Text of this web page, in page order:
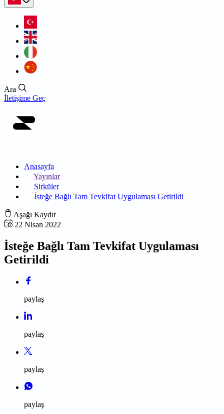
Ara
İletişime Geç
Anasayfa
Yayınlar
Sirküler
İsteğe Bağlı Tam Tevkifat Uygulaması Getirildi
Aşağı Kaydır
22 Nisan 2022
İsteğe Bağlı Tam Tevkifat Uygulaması
Getirildi
paylaş
paylaş
paylaş
paylaş